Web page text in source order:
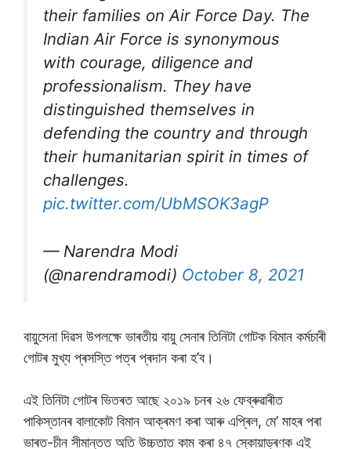
their families on Air Force Day. The
Indian Air Force is synonymous
with courage, diligence and
professionalism. They have
distinguished themselves in
defending the country and through
their humanitarian spirit in times of
challenges.
pic.twitter.com/UbMSOK3agP
— Narendra Modi
(@narendramodi) October 8, 2021
বায়ুসেনা দিৱস উপলক্ষে ভাৰতীয় বায়ু সেনাৰ তিনিটা গোটক বিমান কৰ্মচাৰী
গোটৰ মুখ্য প্ৰসস্তি পত্ৰ প্ৰদান কৰা হ’ব।
এই তিনিটা গোটৰ ভিতৰত আছে ২০১৯ চনৰ ২৬ ফেব্ৰুৱাৰীত
পাকিস্তানৰ বালাকোট বিমান আক্ৰমণ কৰা আৰু এপ্ৰিল, মে’ মাহৰ পৰা
ভাৰত-চীন সীমান্তত অতি উচ্চতাত কাম কৰা ৪৭ স্কোয়াড্ৰণক এই